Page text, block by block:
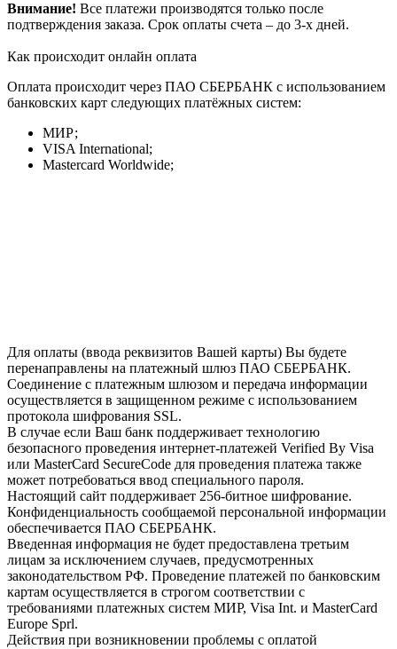
Внимание! Все платежи производятся только после
подтверждения заказа. Срок оплаты счета – до 3-х дней.
Как происходит онлайн оплата
Оплата происходит через ПАО СБЕРБАНК с использованием
банковских карт следующих платёжных систем:
МИР;
VISA International;
Mastercard Worldwide;
Для оплаты (ввода реквизитов Вашей карты) Вы будете
перенаправлены на платежный шлюз ПАО СБЕРБАНК.
Соединение с платежным шлюзом и передача информации
осуществляется в защищенном режиме с использованием
протокола шифрования SSL.
В случае если Ваш банк поддерживает технологию
безопасного проведения интернет-платежей Verified By Visa
или MasterCard SecureCode для проведения платежа также
может потребоваться ввод специального пароля.
Настоящий сайт поддерживает 256-битное шифрование.
Конфиденциальность сообщаемой персональной информации
обеспечивается ПАО СБЕРБАНК.
Введенная информация не будет предоставлена третьим
лицам за исключением случаев, предусмотренных
законодательством РФ. Проведение платежей по банковским
картам осуществляется в строгом соответствии с
требованиями платежных систем МИР, Visa Int. и MasterCard
Europe Sprl.
Действия при возникновении проблемы с оплатой